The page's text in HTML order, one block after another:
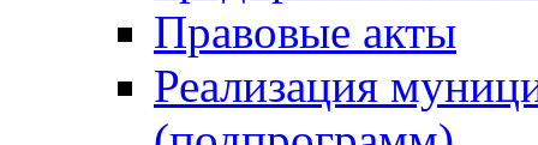
Правовые акты
Реализация